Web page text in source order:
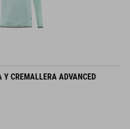
Y CREMALLERA ADVANCED